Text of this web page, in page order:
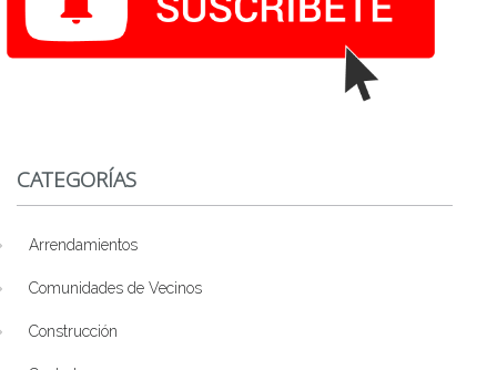
CATEGORÍAS
Arrendamientos
Comunidades de Vecinos
Construcción